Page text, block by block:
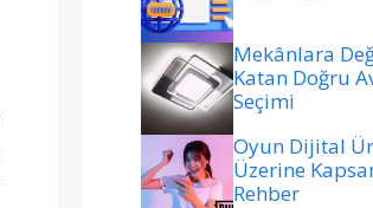
Mekânlara
Katan Doğru
Seçimi
Oyun Dijital
Üzerine
Rehber